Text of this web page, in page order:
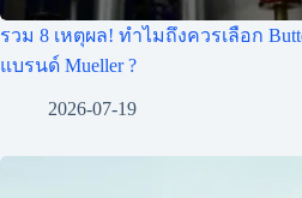
รวม 8 เหตุผล! ทำไมถึงควรเลือก
แบรนด์ Mueller ?
2026-07-19